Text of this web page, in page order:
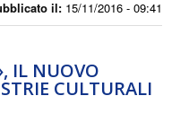
il: 15/11/2016 - 09:41
IL NUOVO
CULTURALI